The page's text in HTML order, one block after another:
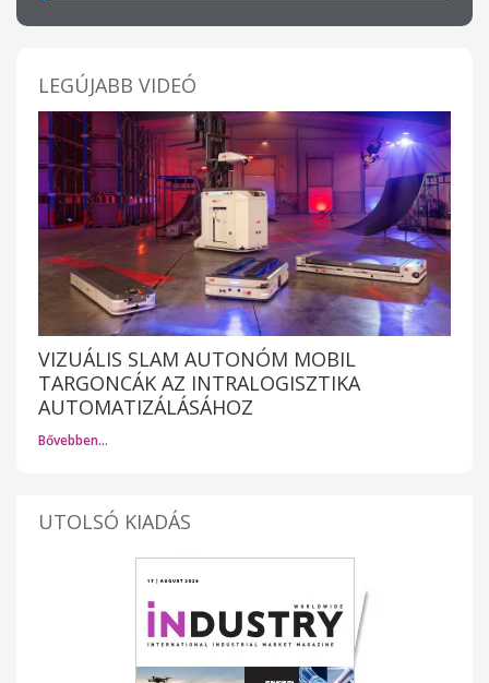
LEGÚJABB VIDEÓ
VIZUÁLIS SLAM AUTONÓM MOBIL
TARGONCÁK AZ INTRALOGISZTIKA
AUTOMATIZÁLÁSÁHOZ
Bővebben…
UTOLSÓ KIADÁS